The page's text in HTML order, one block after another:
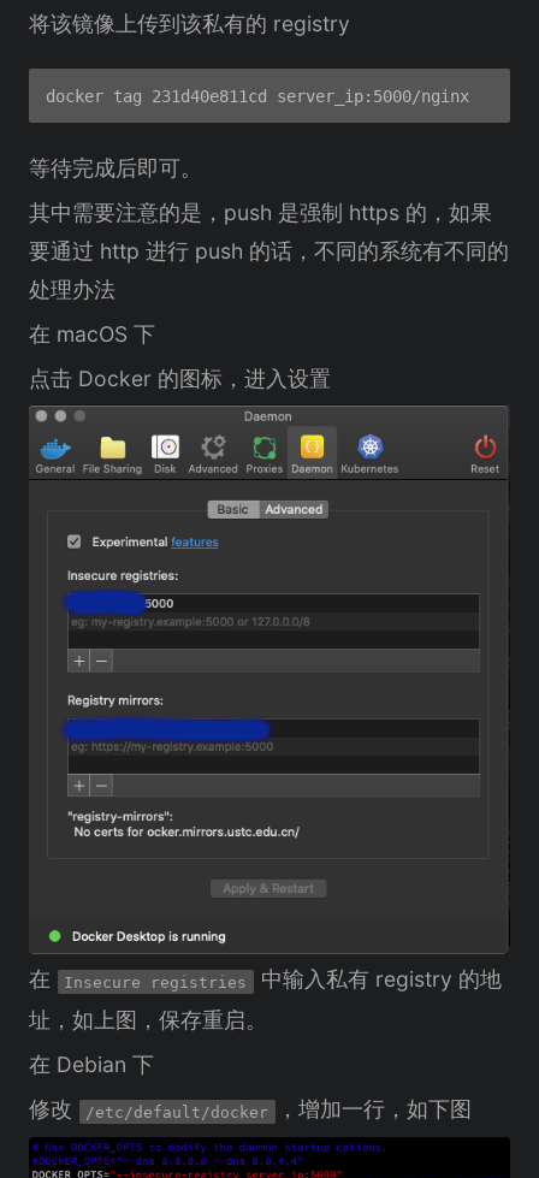
将该镜像上传到该私有的 registry
等待完成后即可。
其中需要注意的是，push 是强制 https 的，如果
要通过 http 进行 push 的话，不同的系统有不同的
处理办法
在 macOS 下
点击 Docker 的图标，进入设置
在 Insecure registries
中输入私有 registry 的地
址，如上图，保存重启。
在 Debian 下
修改
/etc/default/docker ，增加一行，如下图